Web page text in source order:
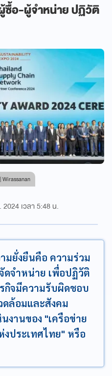
ซื้อ-ผู้จำหน่าย ปฏิวัติ
เวลา 5:48 น.
มยั่งยืนคือ ความร่วม
ดจำหน่าย เพื่อปฏิวัติ
กิจมีความรับผิดชอบ
ดล้อมและสังคม
งานของ "เครือข่าย
ประเทศไทย" หรือ